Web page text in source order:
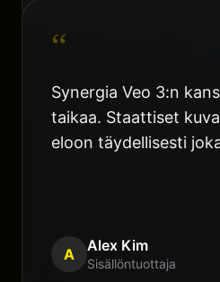
“
Synergia Veo 3:n
taikaa. Staattiset
eloon täydellisesti
A Alex Kim
Sisällöntuottaja